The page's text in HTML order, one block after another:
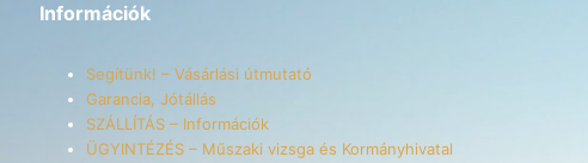
Információk
Segítünk! – Vásárlási útmutató
Garancia, Jótállás
SZÁLLÍTÁS – Információk
ÜGYINTÉZÉS – Műszaki vizsga és Kormányhivatal